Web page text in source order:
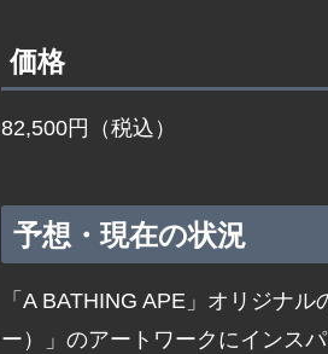
価格
82,500円（税込）
予想・現在の状況
「A BATHING APE」オリジナ
ー）」のアートワークにインス